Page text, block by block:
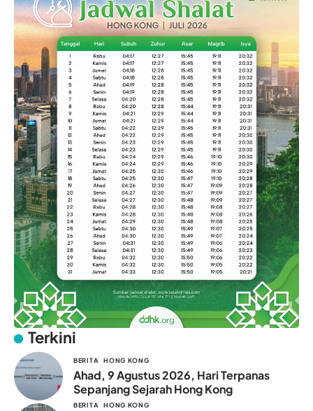
Terkini
BERITA HONG KONG
Ahad, 9 Agustus 2026, Hari Terpanas
Sepanjang Sejarah Hong Kong
BERITA HONG KONG